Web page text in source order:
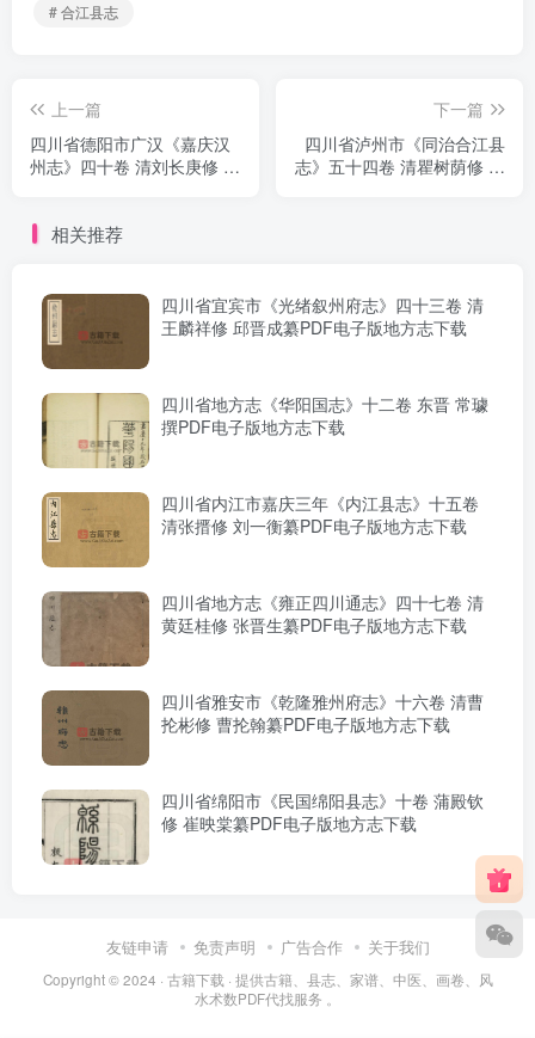
# 合江县志
上一篇
四川省德阳市广汉《嘉庆汉
州志》四十卷 清刘长庚修 张
下一篇
四川省泸州市《同治合江县
志》五十四卷 清瞿树荫修 罗
相关推荐
四川省宜宾市《光绪叙州府志》四十三卷 清
王麟祥修 邱晋成纂PDF电子版地方志下载
四川省地方志《华阳国志》十二卷 东晋 常璩
撰PDF电子版地方志下载
四川省内江市嘉庆三年《内江县志》十五卷
清张搢修 刘一衡纂PDF电子版地方志下载
四川省地方志《雍正四川通志》四十七卷 清
黄廷桂修 张晋生纂PDF电子版地方志下载
四川省雅安市《乾隆雅州府志》十六卷 清曹
抡彬修 曹抡翰纂PDF电子版地方志下载
四川省绵阳市《民国绵阳县志》十卷 蒲殿钦
修 崔映棠纂PDF电子版地方志下载
友链申请 免责声明 广告合作 关于我们
Copyright © 2024 · 古籍下载 · 提供古籍、县志、家谱、中医、画卷、风
水术数PDF代找服务 。